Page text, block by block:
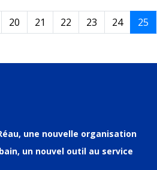
20 21 22 23 24 25
une nouvelle organisation
un nouvel outil au service